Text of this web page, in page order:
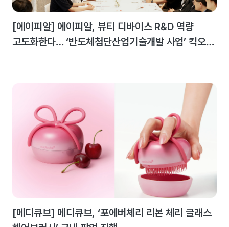
[에이피알] 에이피알, 뷰티 디바이스 R&D 역량
고도화한다… ‘반도체첨단산업기술개발 사업’ 킥오프
[메디큐브] 메디큐브, ‘포에버체리 리본 체리 글래스